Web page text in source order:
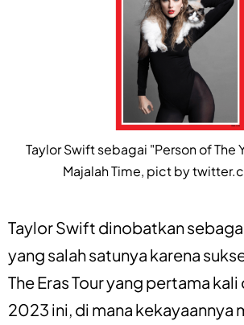
Taylor Swift sebagai "Person of The
Majalah Time, pict by
Taylor Swift dinobatkan
yang salah satunya karena
The Eras Tour yang pertama
2023 ini, di mana kekayaannya